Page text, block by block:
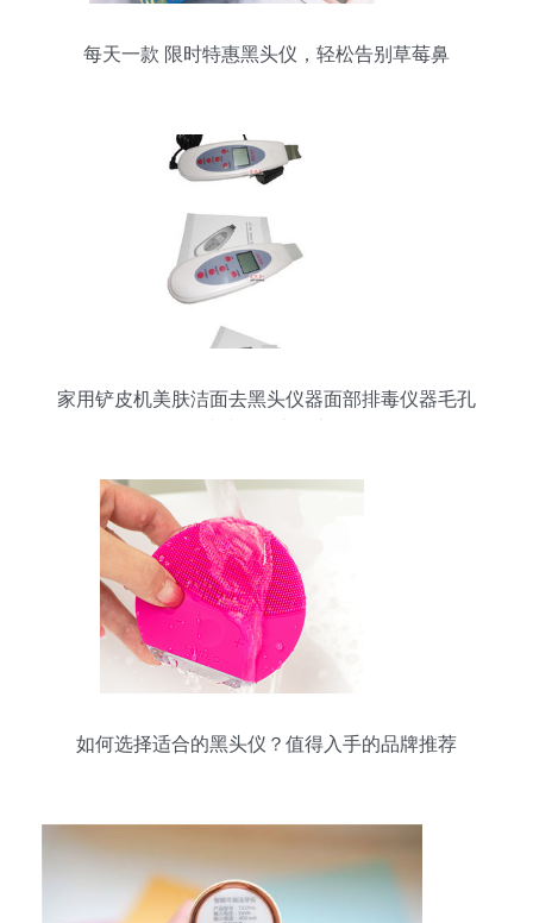
每天一款 限时特惠黑头仪，轻松告别草莓鼻
家用铲皮机美肤洁面去黑头仪器面部排毒仪器毛孔
如何选择适合的黑头仪？值得入手的品牌推荐